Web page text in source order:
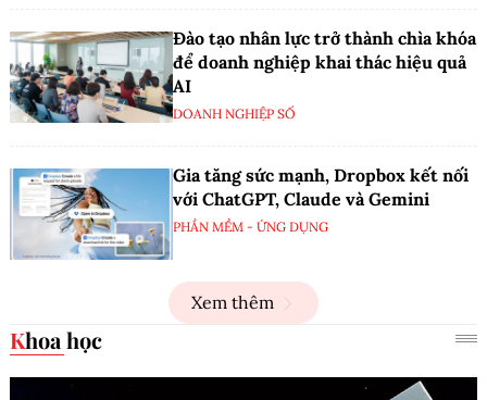
Đào tạo nhân lực trở thành chìa khóa
để doanh nghiệp khai thác hiệu quả
AI
DOANH NGHIỆP SỐ
Gia tăng sức mạnh, Dropbox kết nối
với ChatGPT, Claude và Gemini
PHẦN MỀM - ỨNG DỤNG
Xem thêm
Khoa học